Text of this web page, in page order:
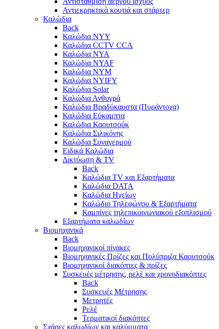
Αντιεκρηκτικά κουτιά και στάρτερ
Καλώδια
Back
Καλώδια NYY
Καλώδια CCTV CCA
Καλώδια NYA
Καλώδια NYAF
Καλώδια NYΜ
Καλώδια ΝΥΙFY
Καλώδια Solar
Καλώδια Ανθυγρά
Καλώδια Βραδύκαυστα (Πυράντοχα)
Καλώδια Εύκαμπτα
Καλώδια Καουτσούκ
Καλώδια Σιλικόνης
Καλώδια Συναγερμού
Ειδικά Καλώδια
Δικτύωση & TV
Back
Καλώδια TV και Εξαρτήματα
Καλώδια DATA
Καλώδια Ηχείων
Καλώδιο Τηλεφώνου & Εξαρτήματα
Καμπίνες τηλεπικοινωνιακού εξοπλισμού
Eξαρτήματα καλωδίων
Βιομηχανικά
Back
Βιομηχανικοί πίνακες
Βιομηχανικές Πρίζες και Πολύπριζα Καουτσούκ
Βιομηχανικοί διακόπτες & πρίζες
Συσκευές μέτρησης, ρελέ και χρονοδιακόπτες
Back
Συσκευές Μέτρησης
Μετρητές
Ρελέ
Τερματικοί διακόπτες
Σχάρες καλωδίων και καλύμματα